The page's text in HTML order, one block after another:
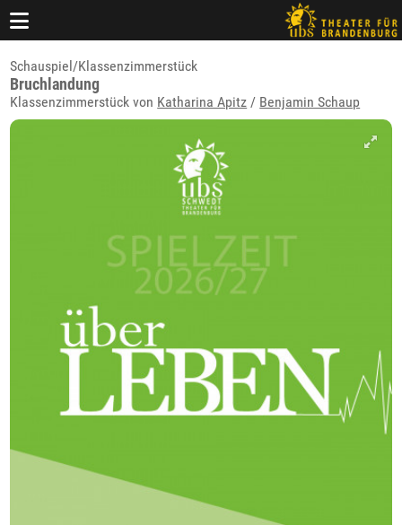
Schauspiel/Klassenzimmerstück
Bruchlandung
Klassenzimmerstück von Katharina Apitz / Benjamin Schaup